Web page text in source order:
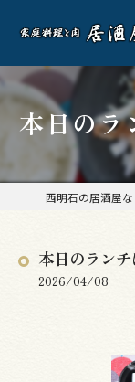
本日のラ
本日のラン
2026/04/08